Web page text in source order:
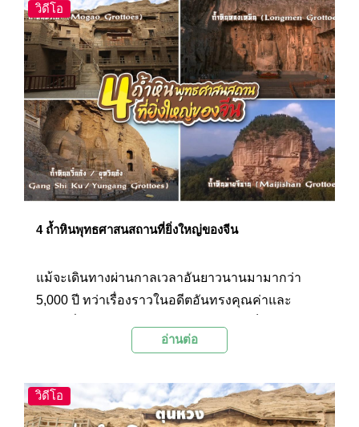
วิดีโอ
4 ถ้ำหินพุทธศาสนสถานที่ยิ่งใหญ่ของจีน
แม้จะเดินทางผ่านกาลเวลาอันยาวนานมามากว่า
5,000 ปี ทว่าเรื่องราวในอดีตอันทรงคุณค่าและ
ปรากฏร่องรอยทางวัฒนธรรมและนวัตกรรมให้เห็น
งดงามวิจิตรแห่งต่างๆ ที่ถูกสรรค์สร้างขึ้นอย่างน่า
อัศจรรย์บนแผ่นดินอันไพศาลของแดนมังกร รอคอย
อ่านต่อ
วิดีโอ